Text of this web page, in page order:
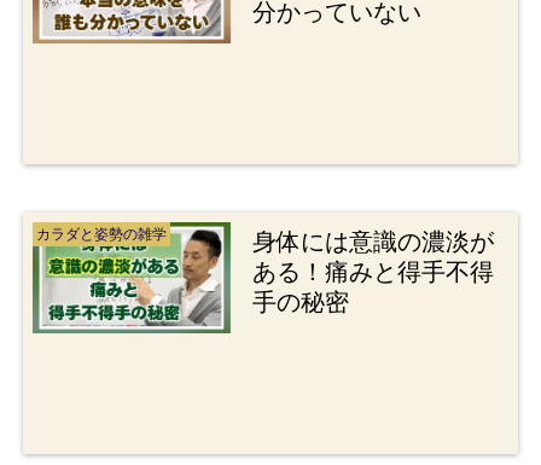
分かっていない
カラダと姿勢の雑学
身体には意識の濃淡が
ある！痛みと得手不得
手の秘密